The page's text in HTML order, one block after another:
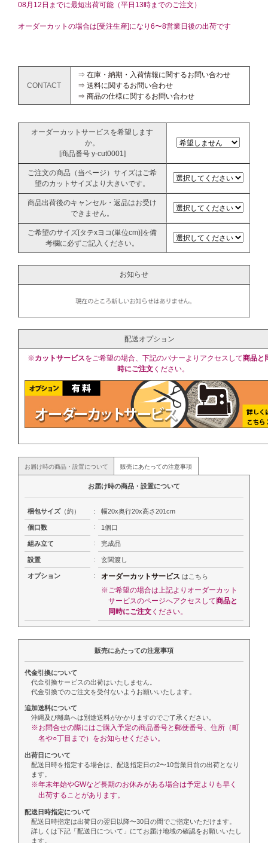
08月12日までに最短出荷可能（平日13時までのご注文）
オーダーカットの場合は[受注生産]になり6〜8営業日後の出荷です
CONTACT
⇒ 在庫・納期・入荷情報に関するお問い合わせ
⇒ 送料に関するお問い合わせ
⇒ 商品の仕様に関するお問い合わせ
オーダーカットサービスを希望します
か。
[商品番号 y-cut0001]
ご注文の商品（当ページ）サイズはご希
望のカットサイズより大きいです。
商品出荷後のキャンセル・返品はお受け
できません。
ご希望のサイズ[タテxヨコ(単位cm)]を備
考欄に必ずご記入ください。
お知らせ
配送オプション
※カットサービスをご希望の場合、下記のバナーよりアクセスして商品と
時にご注文 ください。
お届け時の商品・設置について 販売にあたっての注意事項
お届け時の商品・設置について
梱包サイズ（約） : 幅20x奥行20x高さ201cm
個口数 : 1個口
組み立て : 完成品
設置 : 玄関渡し
オプション : オーダーカットサービス はこちら
※ご希望の場合は上記よりオーダーカット
サービスのページへアクセスして商品と
同時にご注文 ください。
販売にあたっての注意事項
代金引換について
代金引換サービスの出荷はいたしません。
代金引換でのご注文を受付ないようお願いいたします。
追加送料について
沖縄及び離島へは別途送料がかかりますのでご了承ください。
※お問合せの際にはご購入予定の商品番号と郵便番号、住所（町
名や○丁目まで）をお知らせください。
出荷日について
配送日時を指定する場合は、配送指定日の2〜10営業日前の出荷となり
ます。
※年末年始やGWなど長期のお休みがある場合は予定よりも早く
出荷することがあります。
配送日時指定について
配送日時指定は出荷日の翌日以降〜30日の間でご指定いただけます。
詳しくは下記「配送日について」にてお届け地域の確認をお願いいたし
ます。